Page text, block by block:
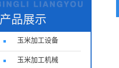
产品展示
玉米加工设备
玉米加工机械